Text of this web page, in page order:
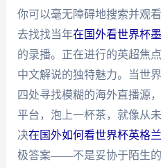
你可以毫无障碍地搜索并观
去找找当年在国外看世界杯
的录播。正在进行的英超焦
中文解说的独特魅力。当世
四处寻找模糊的海外直播源
平台，泡上一杯茶，就像从
决在国外如何看世界杯英格
极答案——不是妥协于陌生的